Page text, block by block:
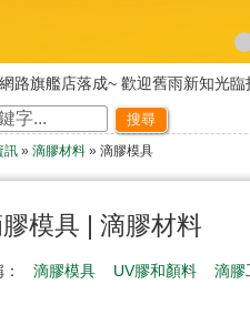
路旗艦店落成~ 歡迎舊雨新知光
迎光臨~天然磨坊 ~☆ ★
可享有紅利積點!!下次購物時可折
迎光臨本站~☆ ★
然磨坊 百合杏仁茶促銷中~☆ ★
搜尋
訊 » 滴膠材料 » 滴膠模具
模具 | 滴膠材料
：滴膠模具 UV膠和顏料 滴膠